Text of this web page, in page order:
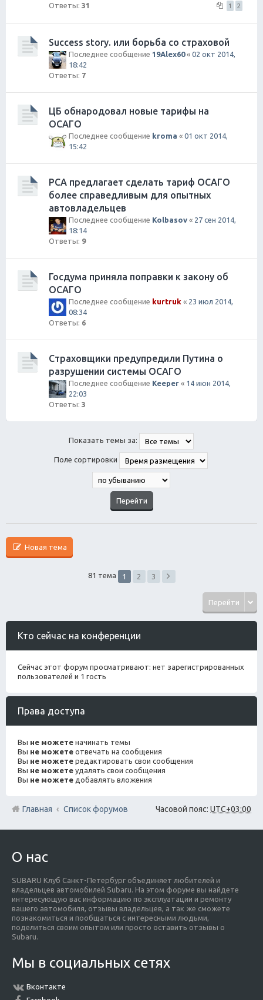
Ответы: 31 1 2
Success story. или борьба со страховой
Последнее сообщение 19Alex60« 02 окт 2014,
18:42
Ответы: 7
ЦБ обнародовал новые тарифы на
ОСАГО
Последнее сообщение kroma « 01 окт 2014,
15:42
РСА предлагает сделать тариф ОСАГО
более справедливым для опытных
автовладельцев
Последнее сообщение Kolbasov « 27 сен 2014,
18:14
Ответы: 9
Госдума приняла поправки к закону об
ОСАГО
Последнее сообщение kurtruk « 23 июл 2014,
08:34
Ответы: 6
Страховщики предупредили Путина о
разрушении системы ОСАГО
Последнее сообщение Keeper « 14 июн 2014,
22:03
Ответы: 3
Показать темы за:
Поле сортировки
Новая тема
81 тема 1 2 3
Перейти
Кто сейчас на конференции
Сейчас этот форум просматривают: нет зарегистрированных
пользователей и 1 гость
Права доступа
Вы не можете начинать темы
Вы не можете отвечать на сообщения
Вы не можете редактировать свои сообщения
Вы не можете удалять свои сообщения
Вы не можете добавлять вложения
Часовой пояс: UTC+03:00
Главная Список форумов
О нас
SUBARU Клуб Санкт-Петербург объединяет любителей и
владельцев автомобилей Subaru. На этом форуме вы найдете
интересующую вас информацию по эксплуатации и ремонту
вашего автомобиля, отзывы владельцев, а так же сможете
познакомиться и пообщаться с интересными людьми,
поделиться своим опытом или просто оставить отзывы о
Subaru.
Мы в социальных сетях
Вконтакте